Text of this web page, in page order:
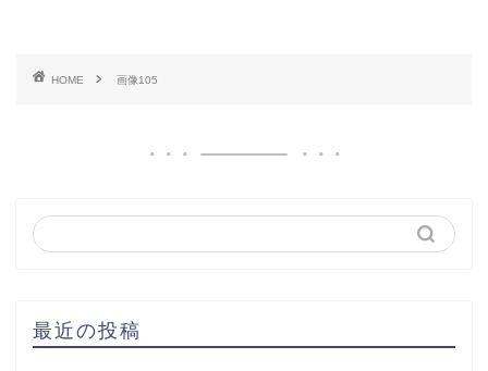
HOME 画像105
最近の投稿